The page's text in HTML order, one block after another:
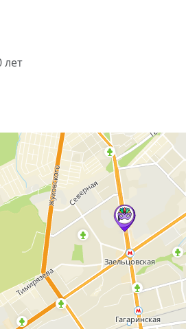
лет
слёт поклонников The
🎧